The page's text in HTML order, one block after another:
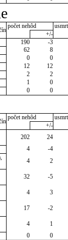
počet nehôd
+/-
190
-3
62
8
0
0
12
12
2
2
1
0
0 0
počet nehôd
+/-
202
24
4
-4
4
2
32
-5
4
3
17
-2
4
1
0 0